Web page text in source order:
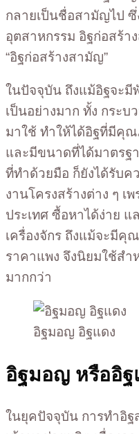
กลายเป็นชื่อสามัญไป
อุตสาหกรรม อิฐก่อสร้า
“อิฐก่อสร้างสามัญ”
ในปัจจุบัน ถึงแม้อิฐจะ
เป็นอย่างมาก ทั้ง กระบ
มาใช้ ทำให้ได้อิฐที่มีคุ
และมีขนาดที่ได้มาตรฐ
ที่ทำด้วยมือ ก็ยังได้รับ
งานโครงสร้างต่าง ๆ เ
ประเทศ ซื้อหาได้ง่าย
เครื่องจักร ถึงแม้จะมีคุ
ราคาแพง จึงนิยมใช้ส
มากกว่า
อิฐมอญ อิฐแดง
อิฐมอญ หรืออิฐ
ในยุคปัจจุบัน การทำอิฐ